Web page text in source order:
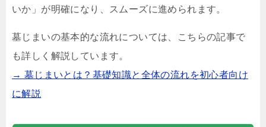
いか」が明確になり、スムーズに進められます。
墓じまいの基本的な流れについては、こちらの記事で
も詳しく解説しています。
→ 墓じまいとは？基礎知識と全体の流れを初心者向け
に解説